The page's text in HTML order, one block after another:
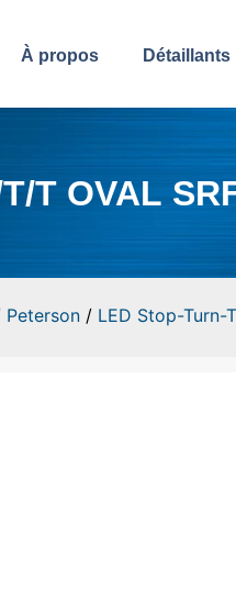
À propos Détaillants
T OVAL
Peterson/ LED Stop-Turn-